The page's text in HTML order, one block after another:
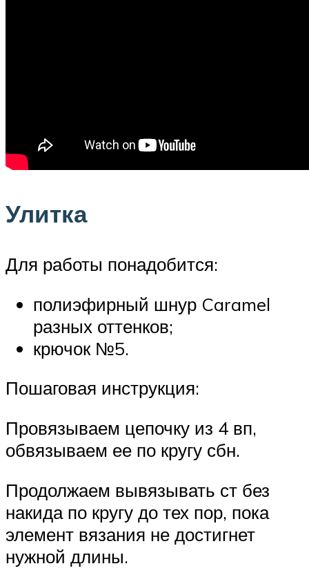
Улитка
Для работы понадобится:
полиэфирный шнур Caramel
разных оттенков;
крючок №5.
Пошаговая инструкция:
Провязываем цепочку из 4 вп,
обвязываем ее по кругу сбн.
Продолжаем вывязывать ст без
накида по кругу до тех пор, пока
элемент вязания не достигнет
нужной длины.